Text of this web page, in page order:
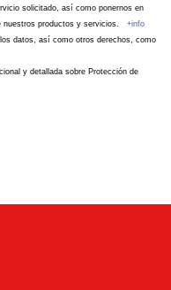
solicitado, así como ponernos en
nuestros productos y servicios. +info
datos, así como otros derechos, como
y detallada sobre Protección de